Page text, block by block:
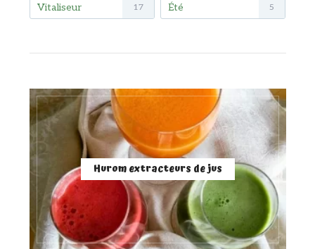
Vitaliseur 17 Été 5
Hurom extracteurs de jus